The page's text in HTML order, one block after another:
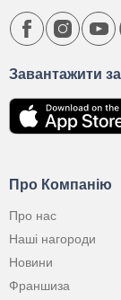
Про Компанію
Про нас
Наші нагороди
Новини
Франшиза
Завантажити